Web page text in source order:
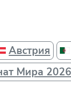
Австрия
Мира 2026